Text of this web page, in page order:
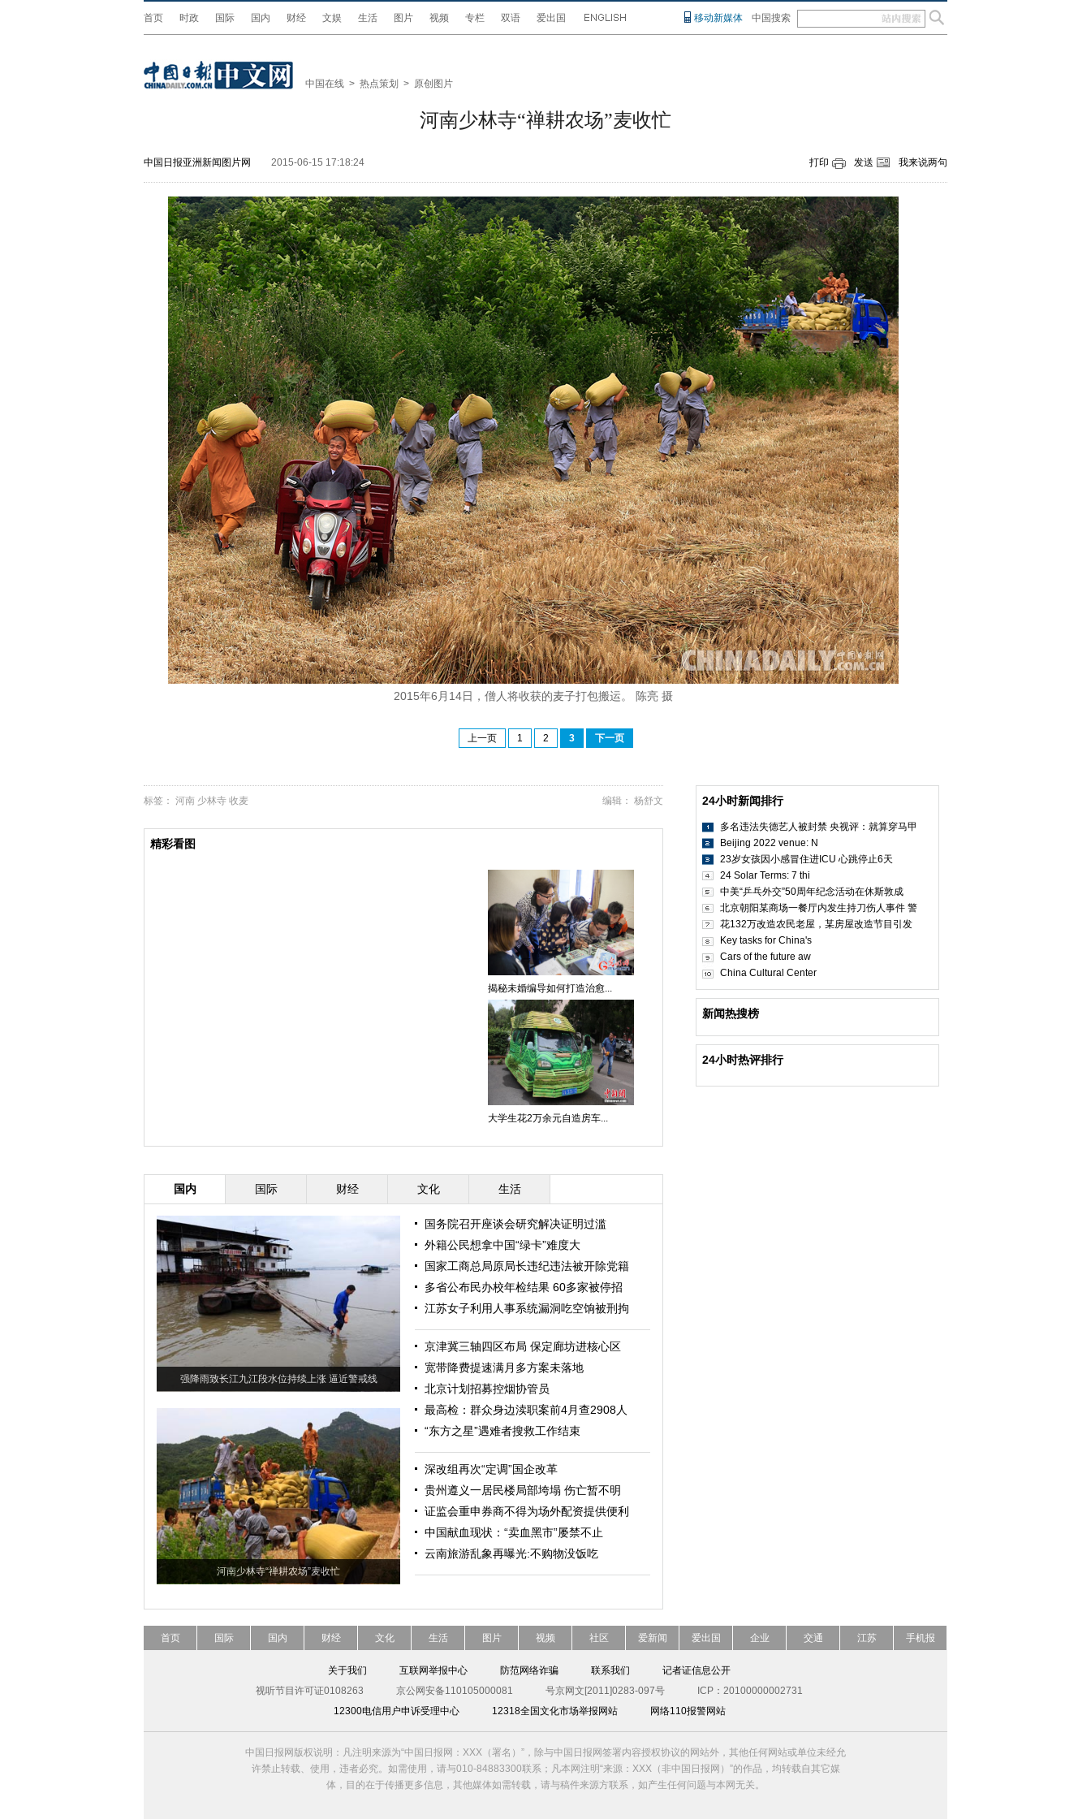
首页 时政 国际 国内 财经 文娱 生活 图片 视频 专栏 双语 爱出国 移动新媒体 中国搜索
中国在线 > 热点策划 > 原创图片
河南少林寺“禅耕农场”麦收忙
中国日报亚洲新闻图片网 2015-06-15 17:18:24 打印 发送 我来说两句
2015年6月14日，僧人将收获的麦子打包搬运。 陈亮 摄
上一页 1 2 3 下一页
编辑： 杨舒文
标签： 河南 少林寺 收麦
精彩看图
揭秘未婚编导如何打造治愈...
大学生花2万余元自造房车...
国内 国际 财经 文化 生活
强降雨致长江九江段水位持续上涨 逼近警戒线
河南少林寺“禅耕农场”麦收忙
国务院召开座谈会研究解决证明过滥
外籍公民想拿中国“绿卡”难度大
国家工商总局原局长违纪违法被开除党籍
多省公布民办校年检结果 60多家被停招
江苏女子利用人事系统漏洞吃空饷被刑拘
京津冀三轴四区布局 保定廊坊进核心区
宽带降费提速满月多方案未落地
北京计划招募控烟协管员
最高检：群众身边渎职案前4月查2908人
“东方之星”遇难者搜救工作结束
深改组再次“定调”国企改革
贵州遵义一居民楼局部垮塌 伤亡暂不明
证监会重申券商不得为场外配资提供便利
中国献血现状：“卖血黑市”屡禁不止
云南旅游乱象再曝光:不购物没饭吃
24小时新闻排行
多名违法失德艺人被封禁 央视评：就算穿马甲
Beijing 2022 venue: N
23岁女孩因小感冒住进ICU 心跳停止6天
24 Solar Terms: 7 thi
中美“乒乓外交”50周年纪念活动在休斯敦成
北京朝阳某商场一餐厅内发生持刀伤人事件 警
花132万改造农民老屋，某房屋改造节目引发
Key tasks for China's
Cars of the future aw
China Cultural Center
新闻热搜榜
24小时热评排行
首页 国际 国内 财经 文化 生活 图片 视频 社区 爱新闻 爱出国 企业 交通 江苏 手机报
关于我们 互联网举报中心 防范网络诈骗 联系我们
记者证信息公开
视听节目许可证0108263
京公网安备110105000081 号京网文[2011]0283-097号
ICP：20100000002731
12300电信用户申诉受理中心
12318全国文化市场举报网站 网络110报警网站
中国日报网版权说明：凡注明来源为“中国日报网：XXX（署名）”，除与中国日报网签署内容授权协议的网站外，其他任何网站或单位未经允
许禁止转载、使用，违者必究。如需使用，请与010-84883300联系；凡本网注明“来源：XXX（非中国日报网）”的作品，均转载自其它媒
体，目的在于传播更多信息，其他媒体如需转载，请与稿件来源方联系，如产生任何问题与本网无关。